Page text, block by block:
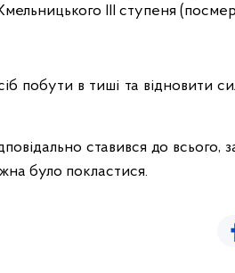
ІІІ ступеня
побути в тиші та відновити
ставився до всього,
було покластися.